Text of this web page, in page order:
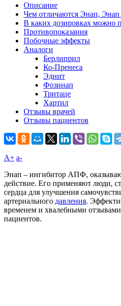
Описание
Чем отличаются Энап,
В каких дозировках можно
Противопоказания
Побочные эффекты
Аналоги
Берлиприл
Ко-Пренеса
Эднит
Фозинап
Тритаце
Хартил
Отзывы врачей
Отзывы пациентов
A+ а-
Энап – ингибитор АПФ,
действие. Его применяют люди,
сердца для улучшения
артериального давления.
временем и хвалебными отзывами
пациентов.